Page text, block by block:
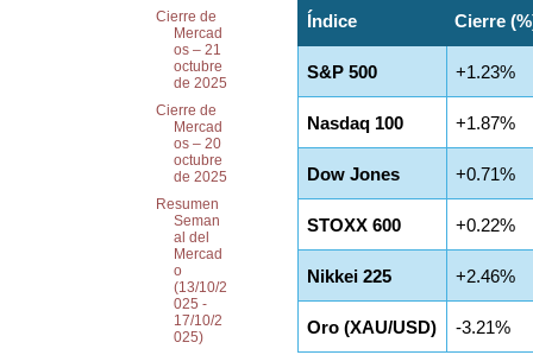
Índice Cierre
S&P 500 +1.23%
Nasdaq 100 +1.87%
Dow Jones +0.71%
STOXX 600 +0.22%
Nikkei 225 +2.46%
Oro (XAU/USD) -3.21%
Cierre de
Mercad
os – 21
octubre
de 2025
Cierre de
Mercad
os – 20
octubre
de 2025
Resumen
Seman
al del
Mercad
o
(13/10/2
025 -
17/10/2
025)